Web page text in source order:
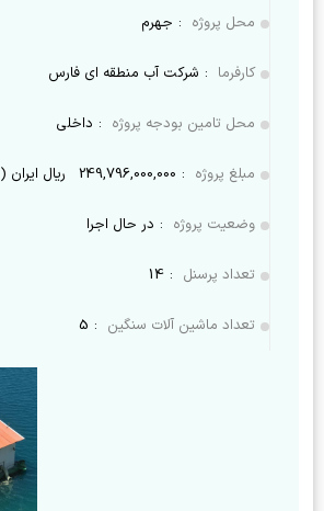
محل پروژه : جهرم
کارفرما : شرکت آب منطقه ای فارس
محل تامین بودجه پروژه : داخلی
مبلغ پروژه :
249,796,000,000 ریال ایران (IRR)
وضعیت پروژه : در حال اجرا
تعداد پرسنل :
14
تعداد ماشین آلات سنگین :
5